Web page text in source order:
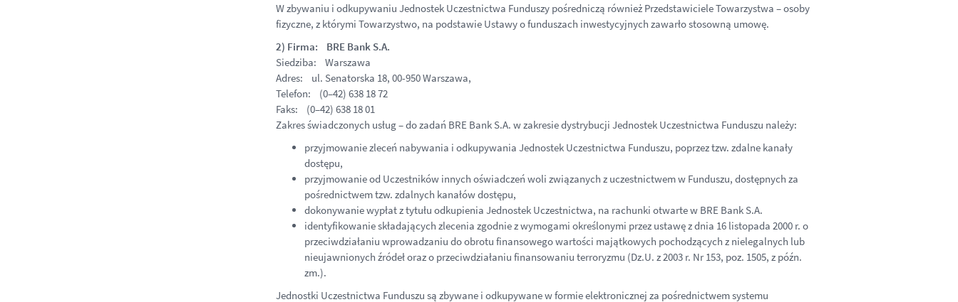
W zbywaniu i odkupywaniu Jednostek Uczestnictwa Funduszy pośredniczą również Przedstawiciele Towarzystwa – osoby
fizyczne, z którymi Towarzystwo, na podstawie Ustawy o funduszach inwestycyjnych zawarło stosowną umowę.
2) Firma: BRE Bank S.A.
Siedziba: Warszawa
Adres: ul. Senatorska 18, 00-950 Warszawa,
Telefon: (0–42) 638 18 72
Faks: (0–42) 638 18 01
Zakres świadczonych usług – do zadań BRE Bank S.A. w zakresie dystrybucji Jednostek Uczestnictwa Funduszu należy:
przyjmowanie zleceń nabywania i odkupywania Jednostek Uczestnictwa Funduszu, poprzez tzw. zdalne kanały
dostępu,
przyjmowanie od Uczestników innych oświadczeń woli związanych z uczestnictwem w Funduszu, dostępnych za
pośrednictwem tzw. zdalnych kanałów dostępu,
dokonywanie wypłat z tytułu odkupienia Jednostek Uczestnictwa, na rachunki otwarte w BRE Bank S.A.
identyfikowanie składających zlecenia zgodnie z wymogami określonymi przez ustawę z dnia 16 listopada 2000 r. o
przeciwdziałaniu wprowadzaniu do obrotu finansowego wartości majątkowych pochodzących z nielegalnych lub
nieujawnionych źródeł oraz o przeciwdziałaniu finansowaniu terroryzmu (Dz.U. z 2003 r. Nr 153, poz. 1505, z późn.
zm.).
Jednostki Uczestnictwa Funduszu są zbywane i odkupywane w formie elektronicznej za pośrednictwem systemu